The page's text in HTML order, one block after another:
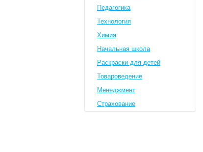
Педагогика
Технология
Химия
Начальная школа
Раскраски для детей
Товароведение
Менеджмент
Страхование